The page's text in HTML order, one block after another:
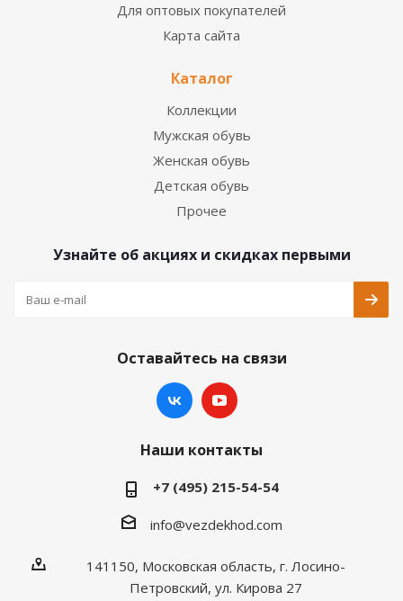
Для оптовых покупателей
Карта сайта
Каталог
Коллекции
Мужская обувь
Женская обувь
Детская обувь
Прочее
Узнайте об акциях и скидках первыми
Оставайтесь на связи
Наши контакты
+7 (495) 215-54-54
info@vezdekhod.com
141150, Московская область, г. Лосино-
Петровский, ул. Кирова 27